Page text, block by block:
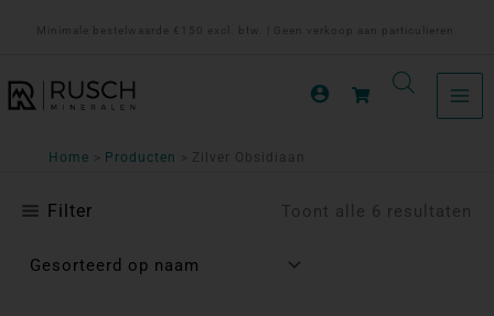
inhoud
Minimale bestelwaarde €150 excl. btw. | Geen verkoop aan particulieren.
Home Producten Zilver Obsidiaan
Filter Toont alle 6 resultaten